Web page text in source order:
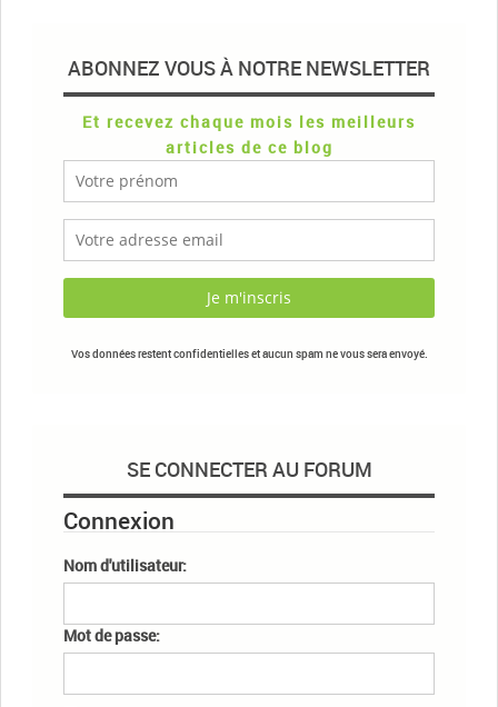
ABONNEZ VOUS À NOTRE NEWSLETTER
Et recevez chaque mois les meilleurs
articles de ce blog
Vos données restent confidentielles et aucun spam ne vous sera envoyé.
SE CONNECTER AU FORUM
Connexion
Nom d'utilisateur:
Mot de passe: